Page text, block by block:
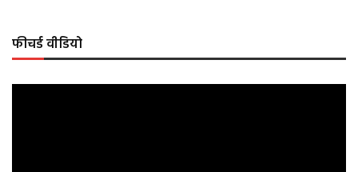
फीचर्ड वीडियो